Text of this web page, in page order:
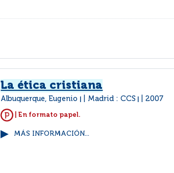
La ética cristiana
Albuquerque, Eugenio Madrid : CCS 2007
| En formato papel.
MÁS INFORMACIÓN...